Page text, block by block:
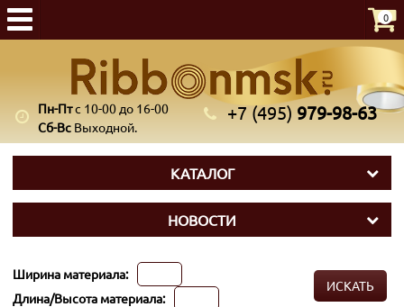
0
Пн-Птс 10-00 до 16-00
Сб-Вс Выходной.
+7 (495) 979-98-63
КАТАЛОГ
НОВОСТИ
Ширина материала:
Длина/Высота материала:
ИСКАТЬ